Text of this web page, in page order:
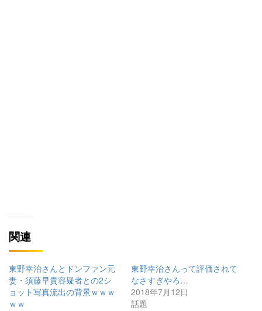
関連
東野幸治さんとドンファン元
妻・須藤早貴容疑者との2シ
ョット写真流出の背景ｗｗｗ
ｗｗ
東野幸治さんって評価されて
なさすぎやろ…
2018年7月12日
話題